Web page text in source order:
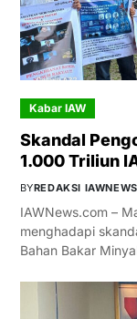
Kabar IAW
Skandal
1.000 Triliun
BYREDAKSI IAWNEWS
IAWNews.com –
menghadapi
Bahan Bakar